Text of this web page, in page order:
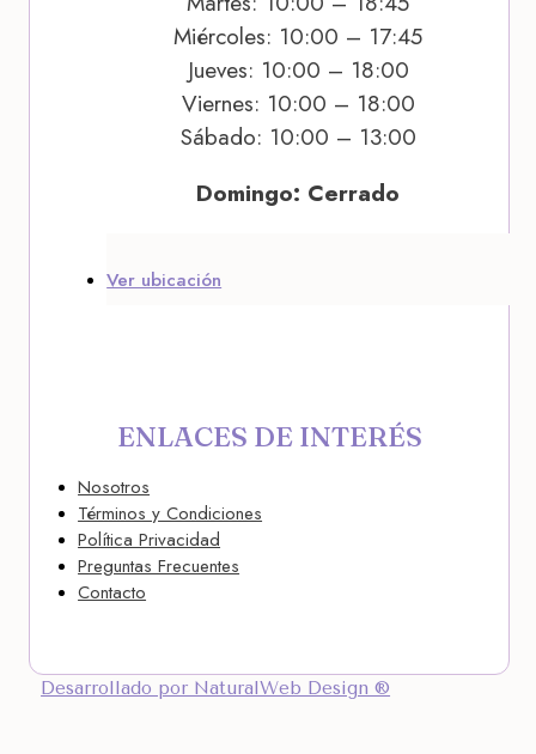
Miércoles: 10:00 – 17:45
Jueves: 10:00 – 18:00
Viernes: 10:00 – 18:00
Sábado: 10:00 – 13:00
Domingo: Cerrado
Ver ubicación
ENLACES DE INTERÉS
Nosotros
Términos y Condiciones
Política Privacidad
Preguntas Frecuentes
Contacto
Desarrollado por NaturalWeb Design ®